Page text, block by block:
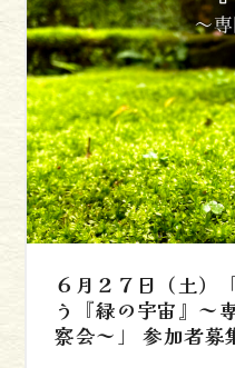
６月２７日（土）
う『緑の宇宙』～
察会～」 参加者募